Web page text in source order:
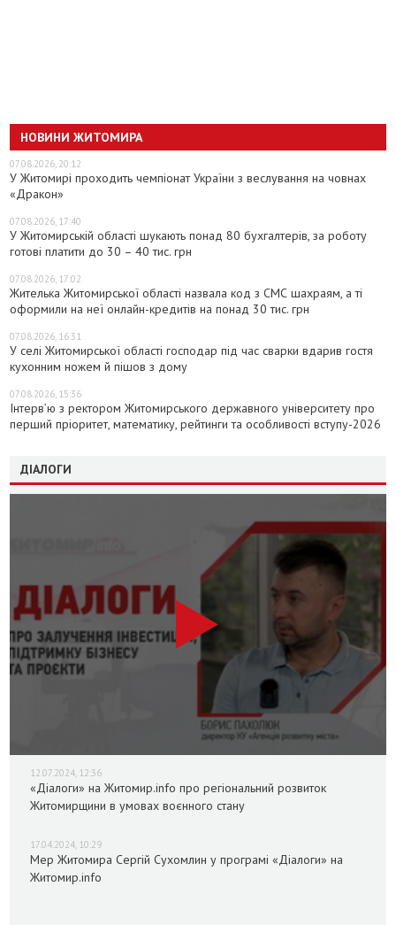
НОВИНИ ЖИТОМИРА
07.08.2026, 20:12
У Житомирі проходить чемпіонат України з веслування на човнах
«Дракон»
07.08.2026, 17:40
У Житомирській області шукають понад 80 бухгалтерів, за роботу
готові платити до 30 – 40 тис. грн
07.08.2026, 17:02
Жителька Житомирської області назвала код з СМС шахраям, а ті
оформили на неї онлайн-кредитів на понад 30 тис. грн
07.08.2026, 16:31
У селі Житомирської області господар під час сварки вдарив гостя
кухонним ножем й пішов з дому
07.08.2026, 15:36
Інтерв’ю з ректором Житомирського державного університету про
перший пріоритет, математику, рейтинги та особливості вступу-2026
ДІАЛОГИ
12.07.2024, 12:36
«Діалоги» на Житомир.info про регіональний розвиток
Житомирщини в умовах воєнного стану
17.04.2024, 10:29
Мер Житомира Сергій Сухомлин у програмі «Діалоги» на
Житомир.info